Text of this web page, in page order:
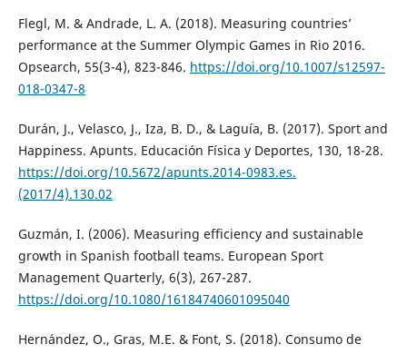
Flegl, M. & Andrade, L. A. (2018). Measuring countries’
performance at the Summer Olympic Games in Rio 2016.
Opsearch, 55(3-4), 823-846. https://doi.org/10.1007/s12597-
018-0347-8
Durán, J., Velasco, J., Iza, B. D., & Laguía, B. (2017). Sport and
Happiness. Apunts. Educación Física y Deportes, 130, 18-28.
https://doi.org/10.5672/apunts.2014-0983.es.
(2017/4).130.02
Guzmán, I. (2006). Measuring efficiency and sustainable
growth in Spanish football teams. European Sport
Management Quarterly, 6(3), 267-287.
https://doi.org/10.1080/16184740601095040
Hernández, O., Gras, M.E. & Font, S. (2018). Consumo de